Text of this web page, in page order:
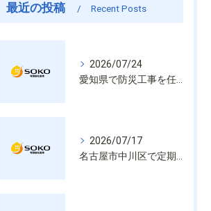
最近の投稿 Recent Posts
2026/07/24
2026/07/17